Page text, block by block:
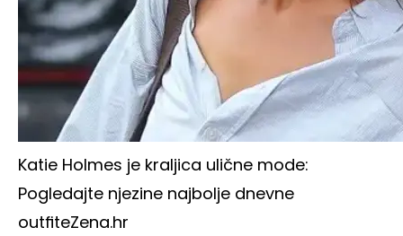
Katie Holmes je kraljica ulične mode:
Pogledajte njezine najbolje dnevne
outfiteZena.hr